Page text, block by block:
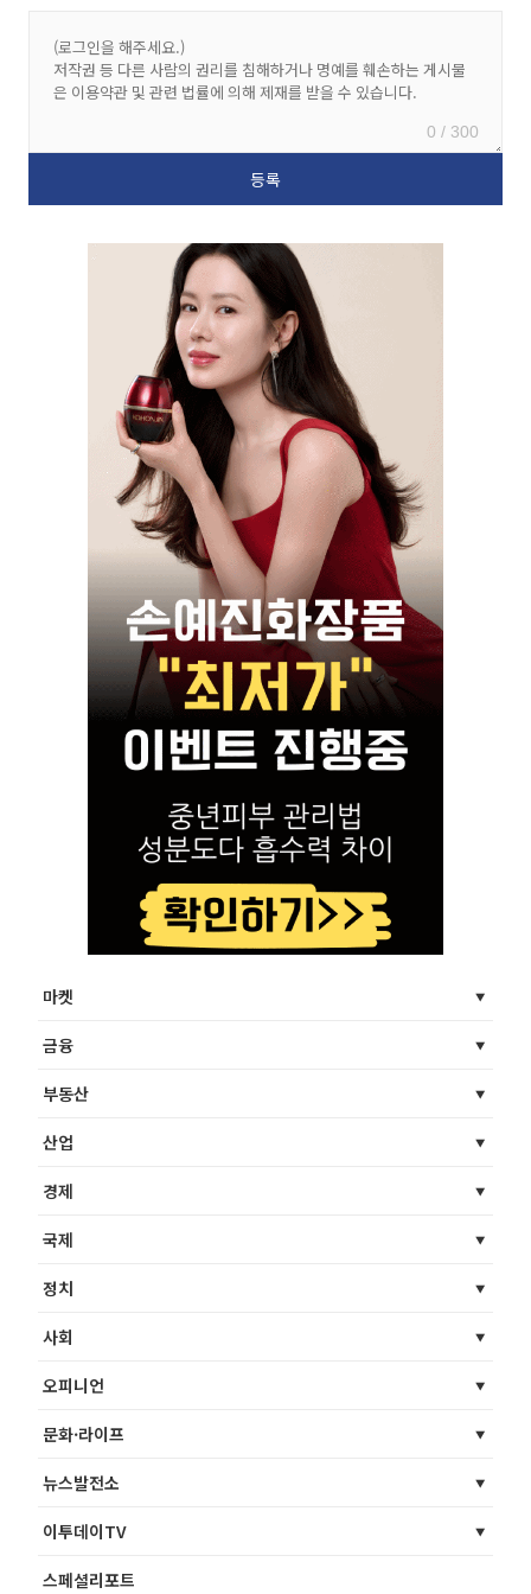
0 / 300
마켓
금융
부동산
산업
경제
국제
정치
사회
오피니언
문화·라이프
뉴스발전소
이투데이TV
스페셜리포트